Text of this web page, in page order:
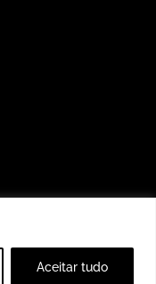
Aceitar tudo
0